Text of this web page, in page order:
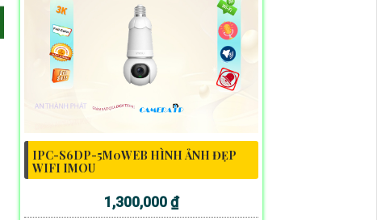
IPC-S6DP-5M0WEB HÌNH ẢNH ĐẸP
WIFI IMOU
1,300,000 ₫